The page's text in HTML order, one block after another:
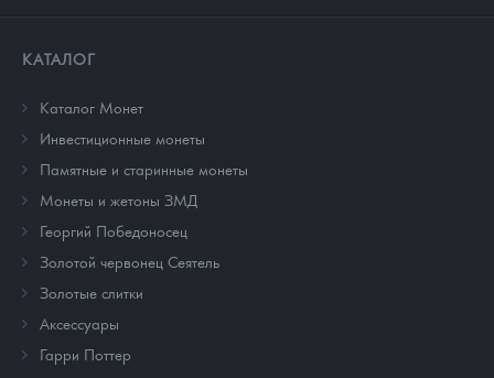
КАТАЛОГ
Каталог Монет
Инвестиционные монеты
Памятные и старинные монеты
Монеты и жетоны ЗМД
Георгий Победоносец
Золотой червонец Сеятель
Золотые слитки
Аксессуары
Гарри Поттер